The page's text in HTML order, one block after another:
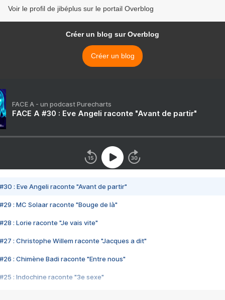
Voir le profil de jibéplus sur le portail Overblog
Créer un blog sur Overblog
Créer un blog
FACE A - un podcast Purecharts
FACE A #30 : Eve Angeli raconte "Avant de partir"
#30 : Eve Angeli raconte "Avant de partir"
#29 : MC Solaar raconte "Bouge de là"
#28 : Lorie raconte "Je vais vite"
#27 : Christophe Willem raconte "Jacques a dit"
#26 : Chimène Badi raconte "Entre nous"
#25 : Indochine raconte "3e sexe"